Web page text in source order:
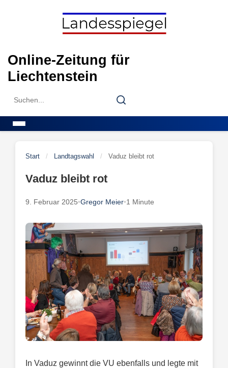
Online-Zeitung für
Liechtenstein
Search
Search
Start / Landtagswahl / Vaduz bleibt rot
Vaduz bleibt rot
9. Februar 2025•Gregor Meier•1 Minute
In Vaduz gewinnt die VU ebenfalls und legte mit